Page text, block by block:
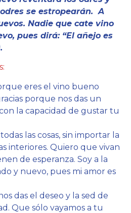
se estropearán. A
Nadie que cate vino
pues dirá: “El añejo es
eres el vino bueno
porque nos das un
la capacidad de gustar tu
las cosas, sin importar la
interiores. Quiero que vivan
de esperanza. Soy a la
y nuevo, pues mi amor es
das el deseo y la sed de
Que sólo vayamos a tu